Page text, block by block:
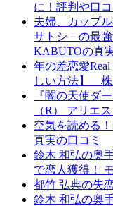
に！評判や口
夫婦、カップ
サトシ－の最
KABUTOの真
年の差恋愛
しい方法】 株
『闇の天使ダ
（R） アリエ
空気を読める
真実の口コミ
鈴木 和弘の奥
で恋人獲得！
都竹 弘典の失
鈴木 和弘の奥